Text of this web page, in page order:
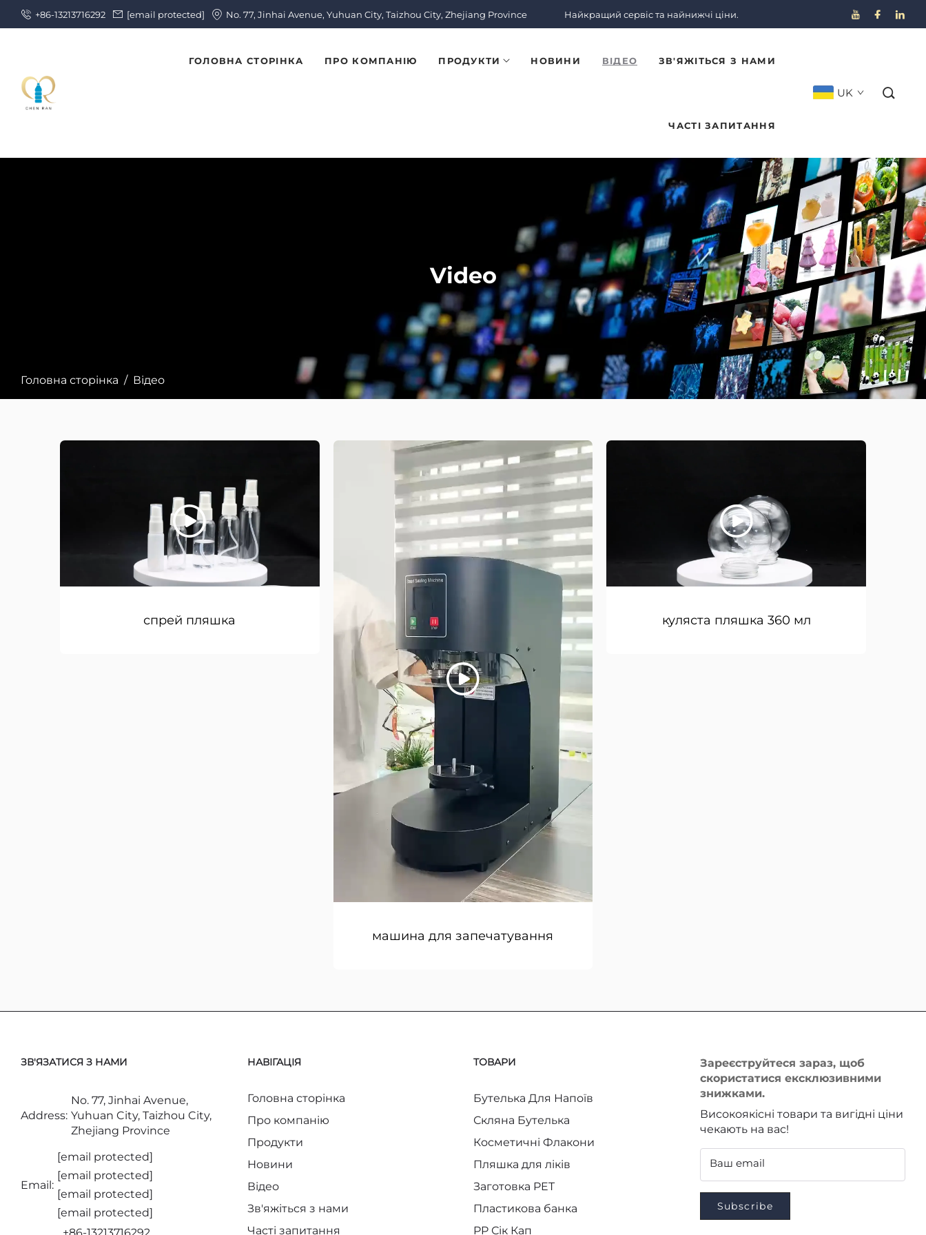
+86-13213716292 [email protected] No. 77, Jinhai Avenue, Yuhuan City, Taizhou City, Zhejiang Province Найкращий сервіс та найнижчі ціни.
ГОЛОВНА СТОРІНКА ПРО КОМПАНІЮ ПРОДУКТИ НОВИНИ ВІДЕО ЗВ'ЯЖІТЬСЯ З НАМИ
ЧАСТІ ЗАПИТАННЯ
UK
Головна сторінка / Відео
Video
спрей пляшка
машина для запечатування
куляста пляшка 360 мл
ЗВ'ЯЗАТИСЯ З НАМИ
Address:
No. 77, Jinhai Avenue,
Yuhuan City, Taizhou City,
Zhejiang Province
Email:
[email protected]
[email protected]
[email protected]
[email protected]
НАВІГАЦІЯ
Головна сторінка
Про компанію
Продукти
Новини
Відео
Зв'яжіться з нами
Часті запитання
ТОВАРИ
Бутелька Для Напоїв
Скляна Бутелька
Косметичні Флакони
Пляшка для ліків
Заготовка PET
Пластикова банка
PP Сік Кап
Зареєструйтеся зараз, щоб
скористатися ексклюзивними
знижками.
Високоякісні товари та вигідні ціни
чекають на вас!
Ваш email
Subscribe